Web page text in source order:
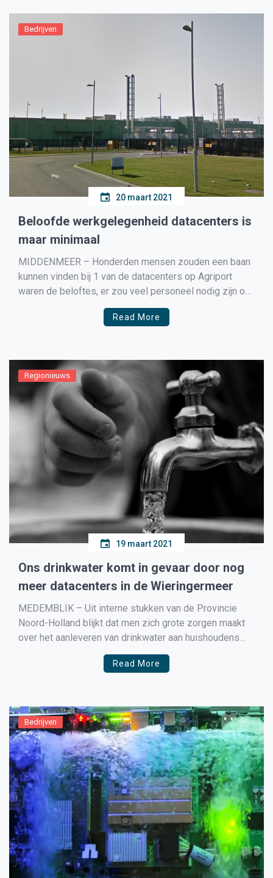
Bedrijven
20 maart 2021
Beloofde werkgelegenheid datacenters is
maar minimaal
MIDDENMEER – Honderden mensen zouden een baan
kunnen vinden bij 1 van de datacenters op Agriport
waren de beloftes, er zou veel personeel nodig zijn om
deze enorme gebouwen met duizenden servers
draaiende te houden. Maar hoe anders is de
Read More
Regionieuws
19 maart 2021
Ons drinkwater komt in gevaar door nog
meer datacenters in de Wieringermeer
MEDEMBLIK – Uit interne stukken van de Provincie
Noord-Holland blijkt dat men zich grote zorgen maakt
over het aanleveren van drinkwater aan huishoudens
door de enorme vraag naar koelwater voor de
datacenters in Noord-Holland en dan vooral die in de
Read More
Bedrijven